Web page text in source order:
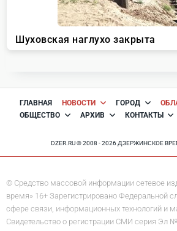
ГЛАВНАЯ НОВОСТИ ГОРОД
ОБЩЕСТВО
АРХИВ КОНТАКТЫ
DZER.RU © 2008 - 2026 ДЗЕРЖИНСКОЕ
© Средство массовой информации сетевое
время» 16+ Зарегистрировано Федеральной
сфере связи, информационных технологий и
Свидетельство о регистрации СМИ серия Эл